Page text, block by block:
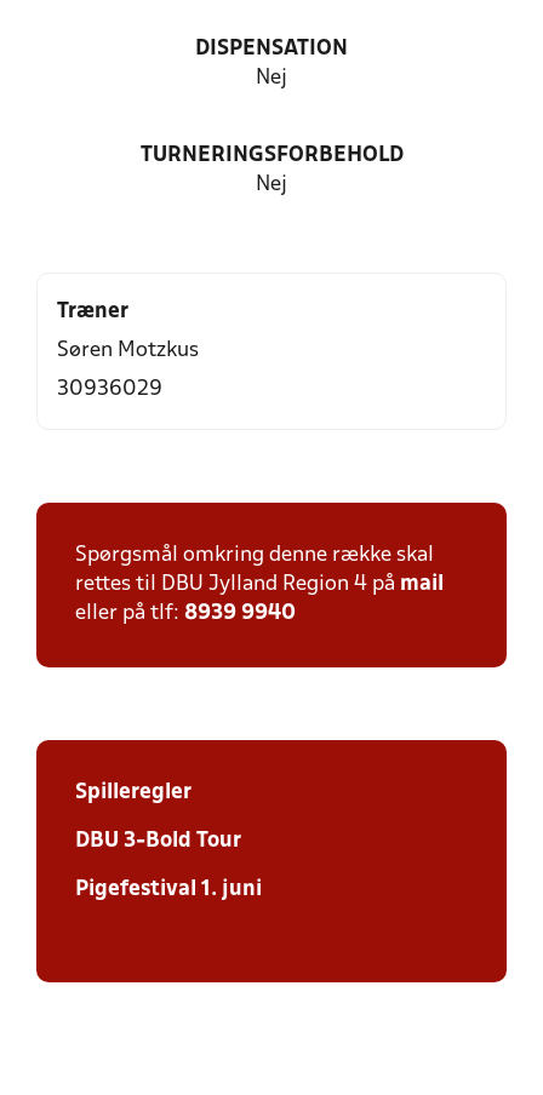
DISPENSATION
Nej
TURNERINGSFORBEHOLD
Nej
Træner
Søren Motzkus
30936029
Spørgsmål omkring denne række skal
rettes til DBU Jylland Region 4 på mail
eller på tlf: 8939 9940
Spilleregler
DBU 3-Bold Tour
Pigefestival 1. juni